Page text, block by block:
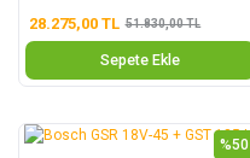
28.275,00 TL 51.830,00 TL
Sepete Ekle
%50